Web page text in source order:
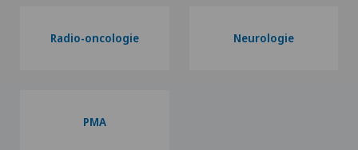
Radio-oncologie Neurologie
PMA